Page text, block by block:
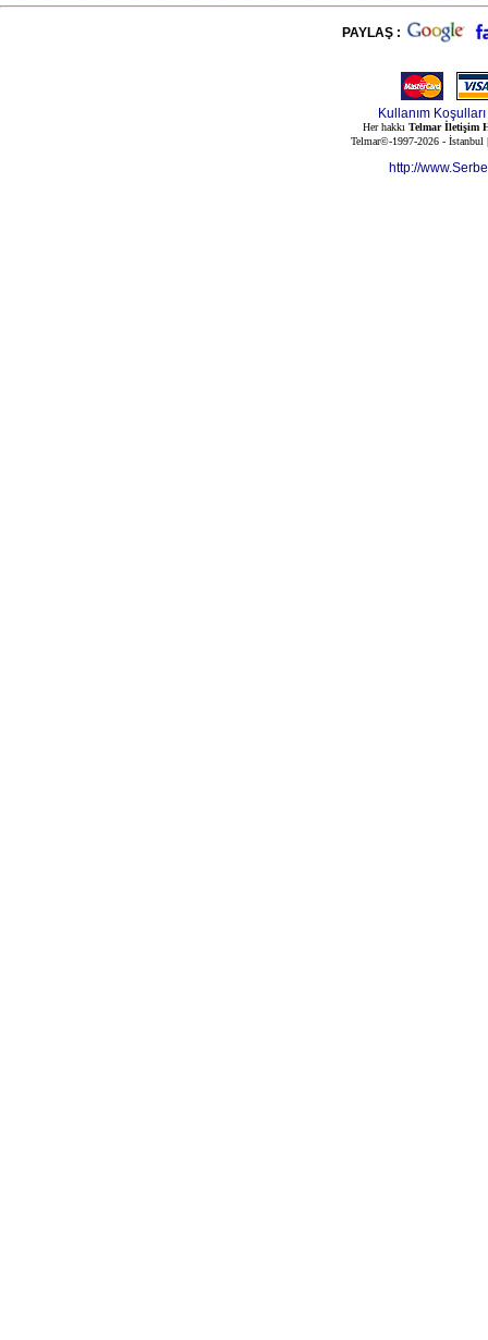
PAYLAŞ :
Kullanım Koşulları
Her hakkı Telmar İletişim
Telmar©-1997-2026 -
http://